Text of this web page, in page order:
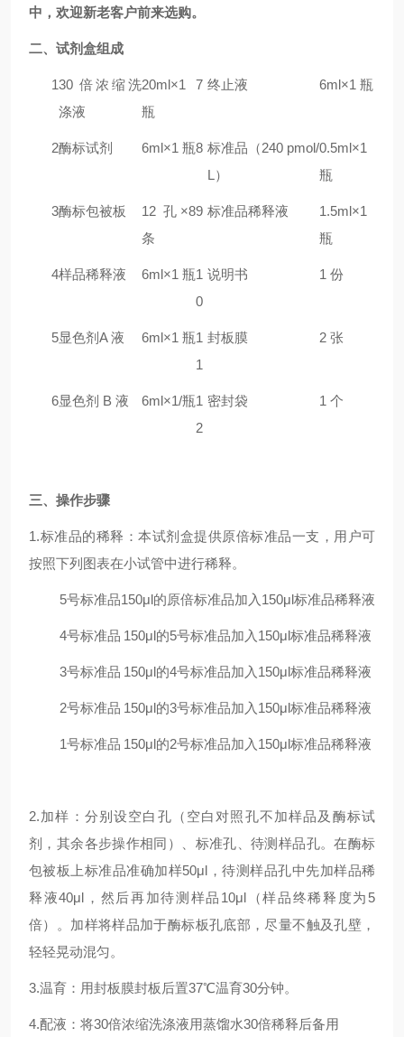
中，欢迎新老客户前来选购。
二、试剂盒组成
130 倍浓缩洗
涤液
20ml×1
瓶
7 终止液 6ml×1 瓶
2酶标试剂 6ml×1 瓶8 标准品（240 pmol/
L）
0.5ml×1
瓶
3酶标包被板
12 孔×8
条
9 标准品稀释液
1.5ml×1
瓶
4样品稀释液 6ml×1 瓶1
0
说明书 1 份
5显色剂A 液 6ml×1 瓶1
1
封板膜 2 张
6显色剂 B 液 6ml×1/瓶1
2
密封袋 1 个
三、操作步骤
1.标准品的稀释：本试剂盒提供原倍标准品一支，用户可
按照下列图表在小试管中进行稀释。
5号标准品150μl的原倍标准品加入150μl标准品稀释液
4号标准品 150μl的5号标准品加入150μl标准品稀释液
3号标准品 150μl的4号标准品加入150μl标准品稀释液
2号标准品 150μl的3号标准品加入150μl标准品稀释液
1号标准品 150μl的2号标准品加入150μl标准品稀释液
2.加样：分别设空白孔（空白对照孔不加样品及酶标试
剂，其余各步操作相同）、标准孔、待测样品孔。在酶标
包被板上标准品准确加样50μl，待测样品孔中先加样品稀
释液40μl，然后再加待测样品10μl（样品终稀释度为5
倍）。加样将样品加于酶标板孔底部，尽量不触及孔壁，
轻轻晃动混匀。
3.温育：用封板膜封板后置37℃温育30分钟。
4.配液：将30倍浓缩洗涤液用蒸馏水30倍稀释后备用